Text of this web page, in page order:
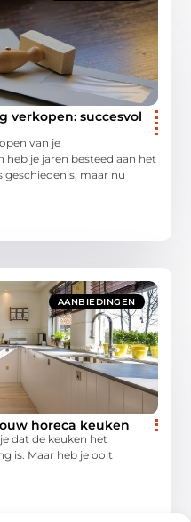
verkopen: succesvol
van je
heb je jaren besteed aan het
geschiedenis, maar nu
AANBIEDINGEN
horeca keuken
dat de keuken het
is. Maar heb je ooit